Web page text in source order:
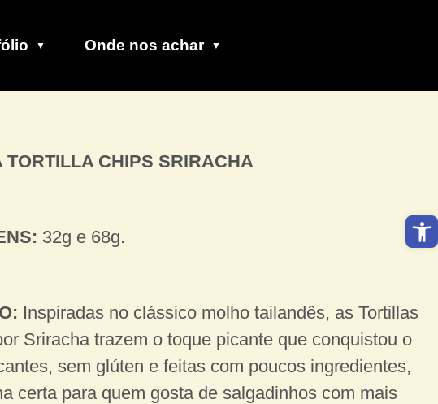
Onde nos achar
TORTILLA CHIPS SRIRACHA
32g e 68g.
Inspiradas no clássico molho tailandês, as Tortillas
Sriracha trazem o toque picante que conquistou o
sem glúten e feitas com poucos ingredientes,
certa para quem gosta de salgadinhos com mais
Barra